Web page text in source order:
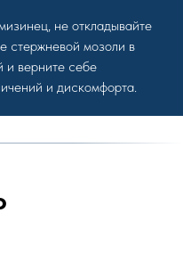
не откладывайте
стержневой мозоли в
и верните себе
и дискомфорта.